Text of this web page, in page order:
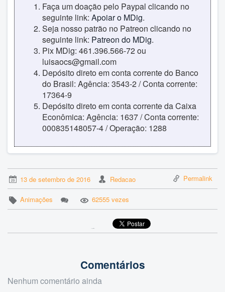
Faça um doação pelo Paypal clicando no
seguinte link: Apoiar o MDig.
Seja nosso patrão no Patreon clicando no
seguinte link: Patreon do MDig.
Pix MDig: 461.396.566-72 ou
luisaocs@gmail.com
Depósito direto em conta corrente do Banco
do Brasil: Agência: 3543-2 / Conta corrente:
17364-9
Depósito direto em conta corrente da Caixa
Econômica: Agência: 1637 / Conta corrente:
000835148057-4 / Operação: 1288
13 de setembro de 2016 Redacao Permalink
Animações 62555 vezes
Comentários
Nenhum comentário ainda